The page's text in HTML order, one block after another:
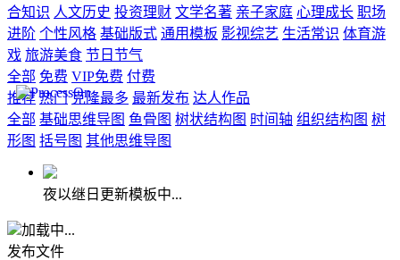
合知识 人文历史 投资理财 文学名著 亲子家庭 心理成长 职场
进阶 个性风格 基础版式 通用模板 影视综艺 生活常识 体育游
戏 旅游美食 节日节气
全部 免费 VIP免费 付费
推荐 热门 克隆最多 最新发布 达人作品
全部 基础思维导图 鱼骨图 树状结构图 时间轴 组织结构图 树
形图 括号图 其他思维导图
夜以继日更新模板中...
加载中...
发布文件